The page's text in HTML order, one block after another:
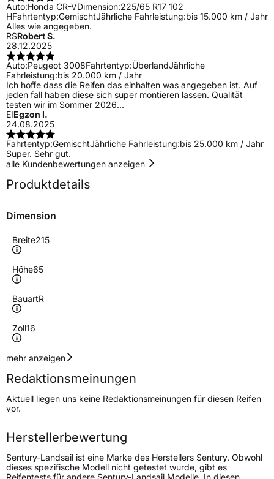
Auto:Honda CR-VDimension:225/65 R17 102
HFahrtentyp:GemischtJährliche Fahrleistung:bis 15.000 km / Jahr
Alles wie angegeben.
RSRobert S.
28.12.2025
Auto:Peugeot 3008Fahrtentyp:ÜberlandJährliche
Fahrleistung:bis 20.000 km / Jahr
Ich hoffe dass die Reifen das einhalten was angegeben ist. Auf
jeden fall haben diese sich super montieren lassen. Qualität
testen wir im Sommer 2026...
EIEgzon I.
24.08.2025
Fahrtentyp:GemischtJährliche Fahrleistung:bis 25.000 km / Jahr
Super. Sehr gut.
alle Kundenbewertungen anzeigen
Produktdetails
Dimension
Breite215
Höhe65
BauartR
Zoll16
Geschwindigkeitsindex
Höchstgeschwindigkeit
210 km/h
Lastindex98
Höchstlast750 kg
Generelle Merkmale
mehr anzeigen
Redaktionsmeinungen
Aktuell liegen uns keine Redaktionsmeinungen für diesen Reifen
vor.
Herstellerbewertung
Sentury-Landsail ist eine Marke des Herstellers Sentury. Obwohl
dieses spezifische Modell nicht getestet wurde, gibt es
Reifentests für andere Sentury-Landsail Modelle. In diesen